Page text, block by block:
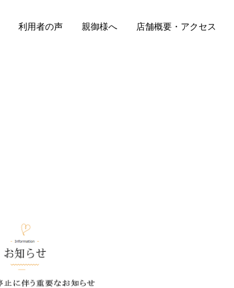
利用者の声 親御様へ 店舗概要・アクセス